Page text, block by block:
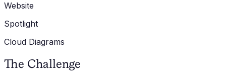
Website
Spotlight
Cloud Diagrams
The Challenge